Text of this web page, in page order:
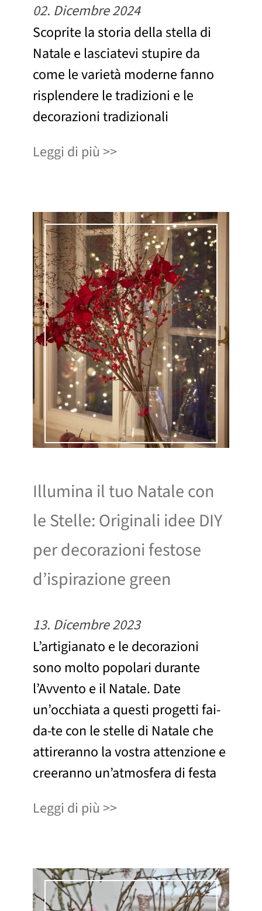
02. Dicembre 2024
Scoprite la storia della stella di
Natale e lasciatevi stupire da
come le varietà moderne fanno
risplendere le tradizioni e le
decorazioni tradizionali
Leggi di più
Illumina il tuo Natale con
le Stelle: Originali idee DIY
per decorazioni festose
d’ispirazione green
13. Dicembre 2023
L’artigianato e le decorazioni
sono molto popolari durante
l’Avvento e il Natale. Date
un’occhiata a questi progetti fai-
da-te con le stelle di Natale che
attireranno la vostra attenzione e
creeranno un’atmosfera di festa
Leggi di più